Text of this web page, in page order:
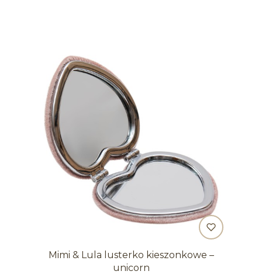
Mimi & Lula lusterko kieszonkowe –
unicorn